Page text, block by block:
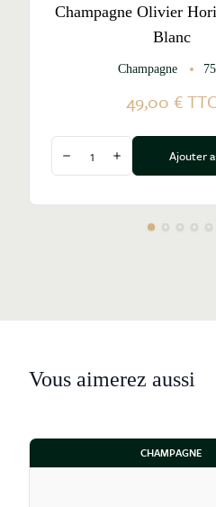
Champagne Olivier
Blanc
Champagne
49,00 €TTC
Diminuer la quantité
Augmenter la
Ajouter
Vous aimerez aussi
CHAMPAGNE